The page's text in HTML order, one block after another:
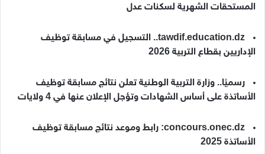
المستحقات الشهرية لسكنات عدل
tawdif.education.dz.. التسجيل في مسابقة توظيف
الإداريين بقطاع التربية 2026
رسميًا.. وزارة التربية الوطنية تعلن نتائج مسابقة توظيف
الأساتذة على أساس الشهادات وتؤجل الإعلان عنها في 4 ولايات
concours.onec.dz: رابط وموعد نتائج مسابقة توظيف
الأساتذة 2025